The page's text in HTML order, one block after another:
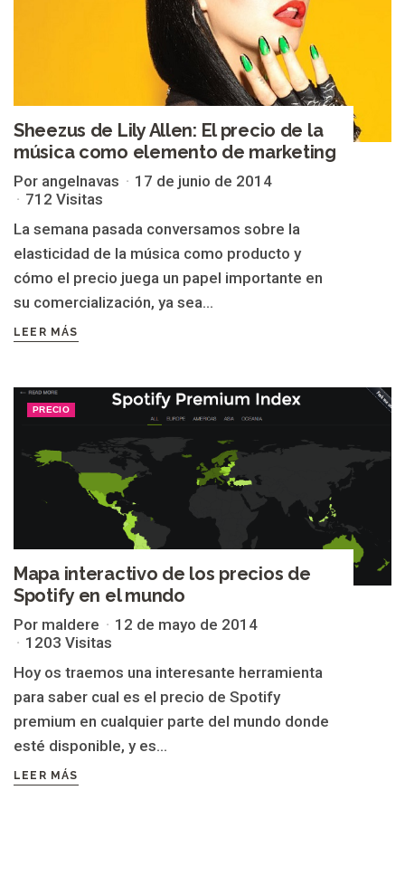
Sheezus de Lily Allen: El precio de la
música como elemento de marketing
Por angelnavas
17 de junio de 2014
712 Visitas
La semana pasada conversamos sobre la
elasticidad de la música como producto y
cómo el precio juega un papel importante en
su comercialización, ya sea...
LEER MÁS
PRECIO
Mapa interactivo de los precios de
Spotify en el mundo
Por maldere
12 de mayo de 2014
1203 Visitas
Hoy os traemos una interesante herramienta
para saber cual es el precio de Spotify
premium en cualquier parte del mundo donde
esté disponible, y es...
LEER MÁS